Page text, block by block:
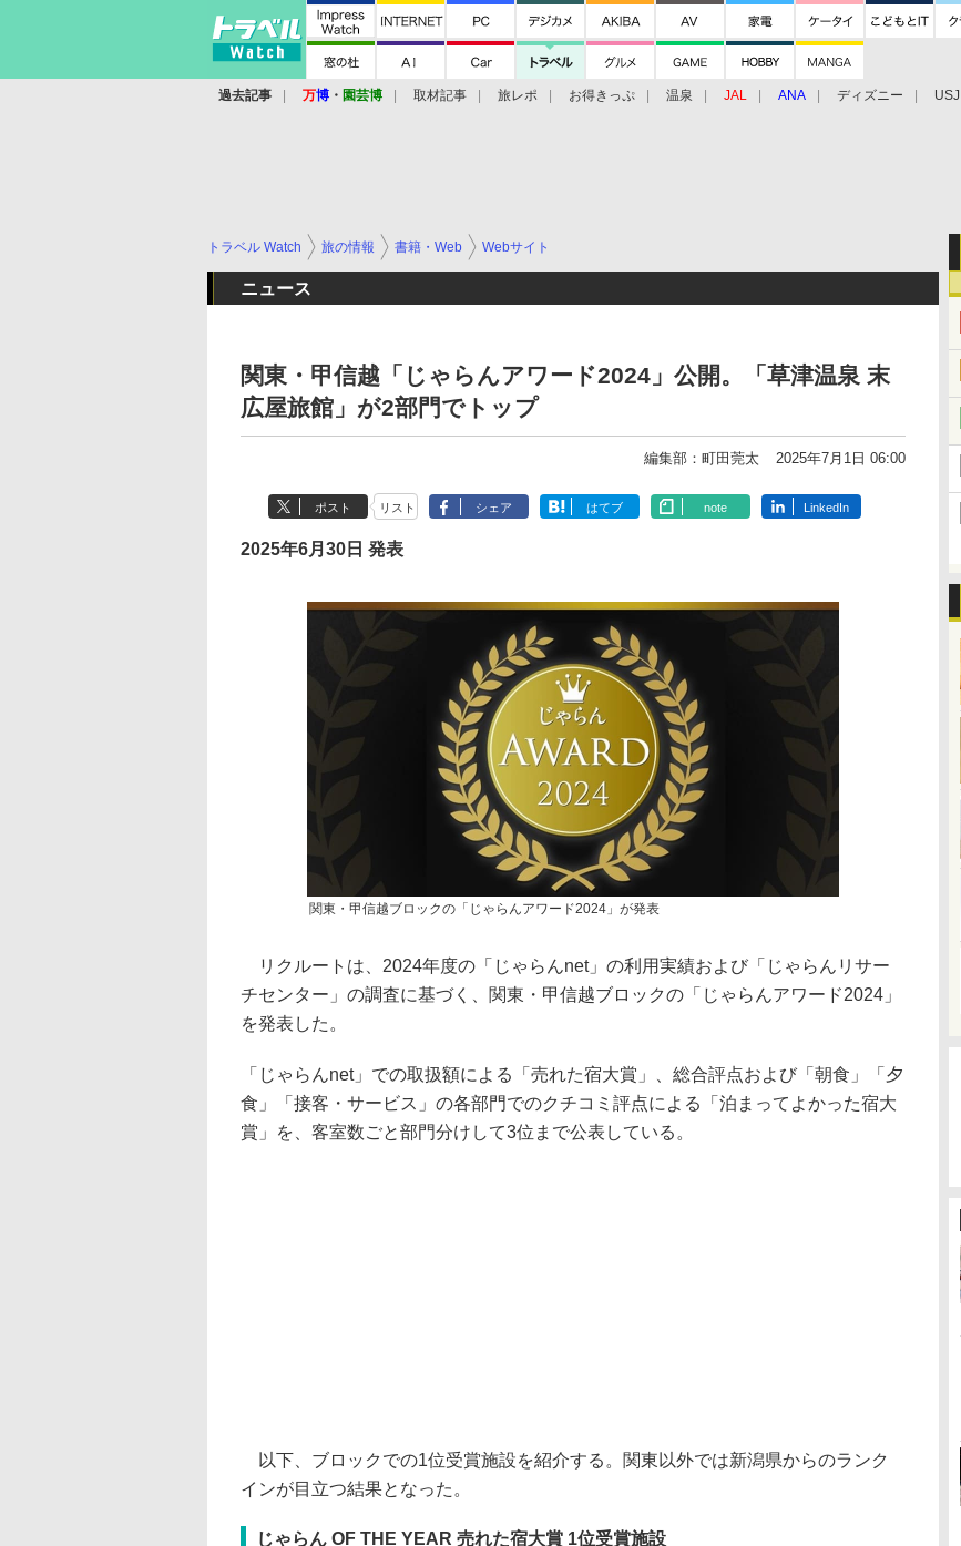
過去記事 万博 ・ 園芸博 取材記事 旅レポ お得きっぷ 温泉 JAL ANA ディズニー USJ
トラベル Watch 旅の情報 書籍・Web Webサイト
ニュース
関東・甲信越「じゃらんアワード2024」公開。「草津温泉 末
広屋旅館」が2部門でトップ
編集部：町田莞太 2025年7月1日 06:00
ポスト リスト シェア はてブ note LinkedIn
2025年6月30日 発表
関東・甲信越ブロックの「じゃらんアワード2024」が発表
リクルートは、2024年度の「じゃらんnet」の利用実績および「じゃらんリサー
チセンター」の調査に基づく、関東・甲信越ブロックの「じゃらんアワード2024」
を発表した。
「じゃらんnet」での取扱額による「売れた宿大賞」、総合評点および「朝食」「夕
食」「接客・サービス」の各部門でのクチコミ評点による「泊まってよかった宿大
賞」を、客室数ごと部門分けして3位まで公表している。
以下、ブロックでの1位受賞施設を紹介する。関東以外では新潟県からのランク
インが目立つ結果となった。
じゃらん OF THE YEAR 売れた宿⼤賞 1位受賞施設